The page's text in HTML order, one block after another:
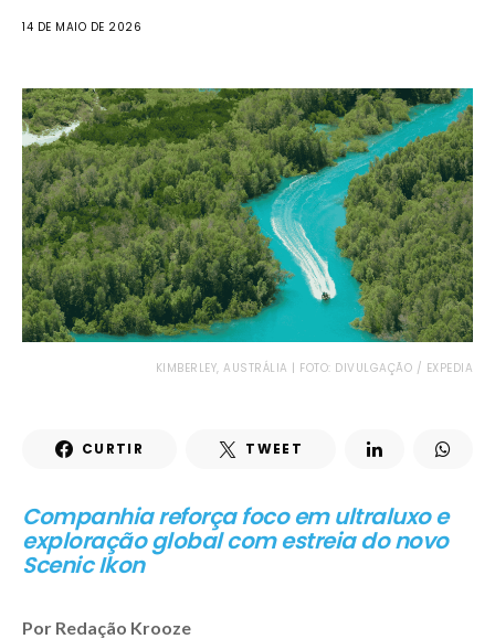
14 DE MAIO DE 2026
KIMBERLEY, AUSTRÁLIA | FOTO: DIVULGAÇÃO / EXPEDIA
CURTIR TWEET
Companhia reforça foco em ultraluxo e
exploração global com estreia do novo
Scenic Ikon
Por Redação Krooze